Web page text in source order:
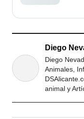
Diego
Diego
Animales,
animal y